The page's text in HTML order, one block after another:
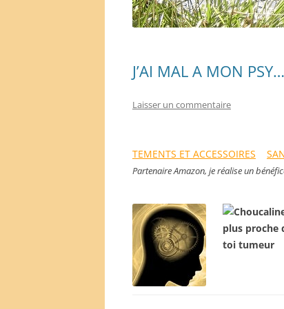
J’AI MAL A MON
Laisser un commentaire
TEMENTS ET ACCESSOIRES
Partenaire Amazon, je réalise un